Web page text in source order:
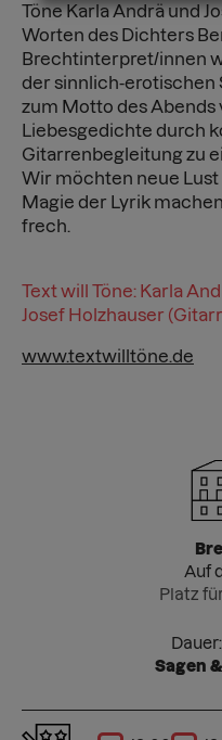
Töne Karla Andrä und
Worten des Dichters
Brechtinterpret/innen
der sinnlich-erotischen
zum Motto des
Liebesgedichte durch
Gitarrenbegleitung zu
Wir möchten neue Lust
Magie der Lyrik
frech.
Text will Töne: Karla
Josef Holzhauser
www.textwilltöne.de
Auf
Platz
Sagen